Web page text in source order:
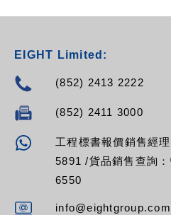
EIGHT Limited:
(852) 2413 2222
(852) 2411 3000
工程標書報價銷售經
5891 /貨品銷售查詢
6550
info@eightgroup.com